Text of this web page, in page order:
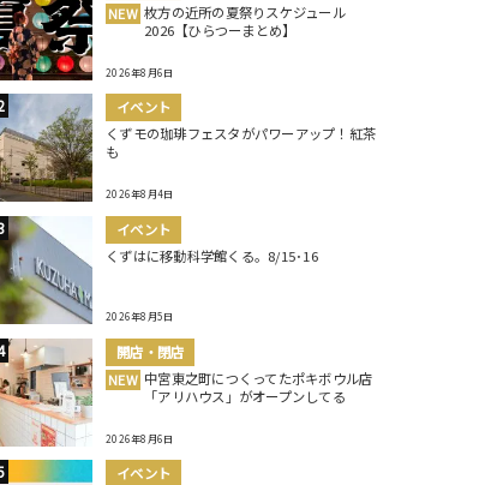
NEW 枚方の近所の夏祭りスケジュール
2026【ひらつーまとめ】
2026年8月6日
イベント
くずモの珈琲フェスタがパワーアップ！紅茶
も
2026年8月4日
イベント
くずはに移動科学館くる。8/15･16
2026年8月5日
開店・閉店
NEW 中宮東之町につくってたポキボウル店
「アリハウス」がオープンしてる
2026年8月6日
イベント